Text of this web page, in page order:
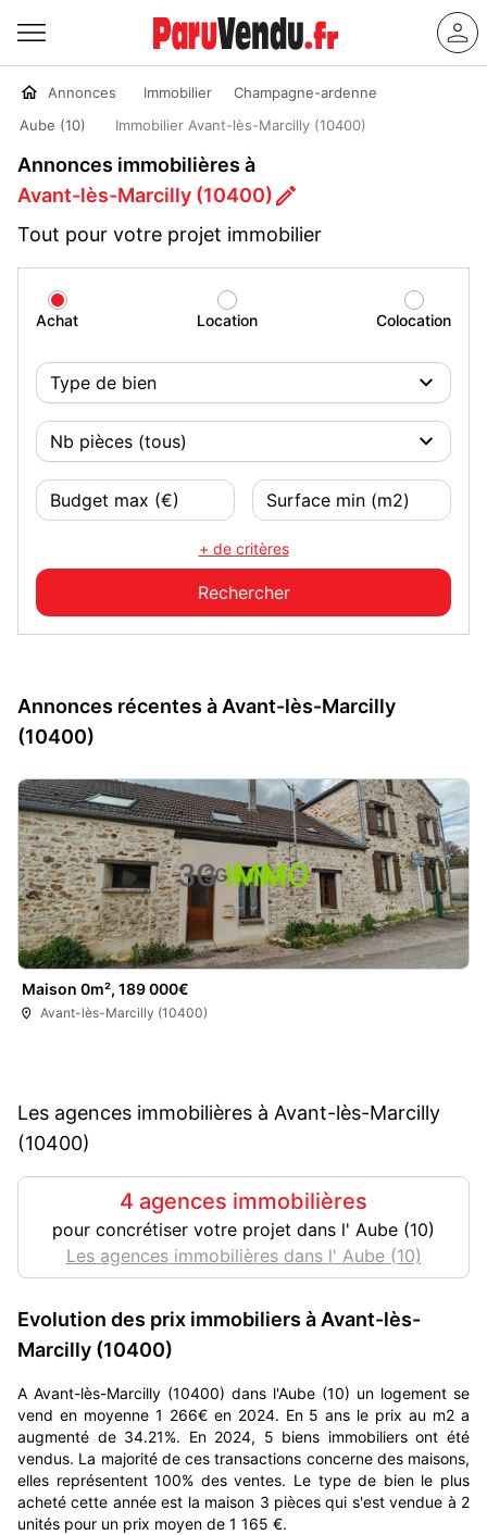
Annonces Immobilier
Champagne-ardenne
Aube (10)
Immobilier Avant-lès-Marcilly (10400)
Annonces immobilières à
Avant-lès-Marcilly (10400)
Tout pour votre projet immobilier
Achat Location Colocation
+ de critères
Annonces récentes à Avant-lès-Marcilly
(10400)
Maison 0m², 189 000€
Avant-lès-Marcilly (10400)
Les agences immobilières à Avant-lès-Marcilly
(10400)
4 agences immobilières
pour concrétiser votre projet dans l' Aube (10)
Les agences immobilières dans l' Aube (10)
Evolution des prix immobiliers à Avant-lès-
Marcilly (10400)
A Avant-lès-Marcilly (10400) dans l'Aube (10) un logement se
vend en moyenne 1 266€ en 2024. En 5 ans le prix au m2 a
augmenté de 34.21%. En 2024, 5 biens immobiliers ont été
vendus. La majorité de ces transactions concerne des maisons,
elles représentent 100% des ventes. Le type de bien le plus
acheté cette année est la maison 3 pièces qui s'est vendue à 2
unités pour un prix moyen de 1 165 €.